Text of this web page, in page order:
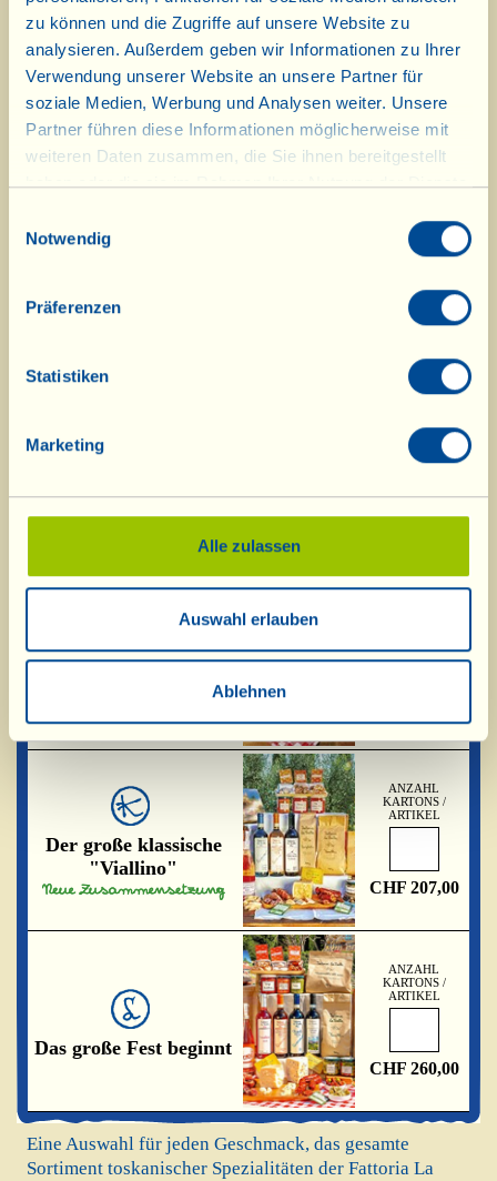
zu können und die Zugriffe auf unsere Website zu
analysieren. Außerdem geben wir Informationen zu Ihrer
Verwendung unserer Website an unsere Partner für
soziale Medien, Werbung und Analysen weiter. Unsere
Partner führen diese Informationen möglicherweise mit
weiteren Daten zusammen, die Sie ihnen bereitgestellt
haben oder die sie im Rahmen Ihrer Nutzung der Dienste
Notwendig
Präferenzen
Statistiken
Marketing
Alle zulassen
Auswahl erlauben
Ablehnen
Abendessen auf dem
Lande
KARTONS /
CHF 78,60
Schlemmerschachtel
ANZAHL
KARTONS /
Die Schlemmerschachtel
ANZAHL
KARTONS /
ARTIKEL
Zu Tisch bleibt man
Der große klassische
"Viallino"
ANZAHL
KARTONS /
ARTIKEL
CHF 207,00
Das große Fest beginnt
ANZAHL
KARTONS /
ARTIKEL
CHF 260,00
Eine Auswahl für jeden Geschmack, das gesamte
Sortiment toskanischer Spezialitäten der Fattoria La